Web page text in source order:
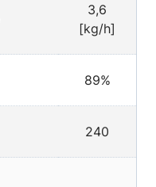
3,6
[kg/h]
89%
240